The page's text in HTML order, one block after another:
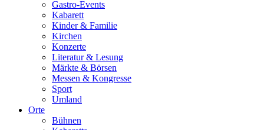
Gastro-Events
Kabarett
Kinder & Familie
Kirchen
Konzerte
Literatur & Lesung
Märkte & Börsen
Messen & Kongresse
Sport
Umland
Orte
Bühnen